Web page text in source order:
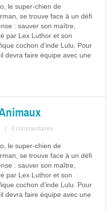
le super-chien de
se trouve face à un défi
: sauver son maître,
par Lex Luthor et son
cochon d’inde Lulu. Pour
devra faire équipe avec une
0 commentaires
le super-chien de
se trouve face à un défi
: sauver son maître,
par Lex Luthor et son
cochon d’inde Lulu. Pour
devra faire équipe avec une